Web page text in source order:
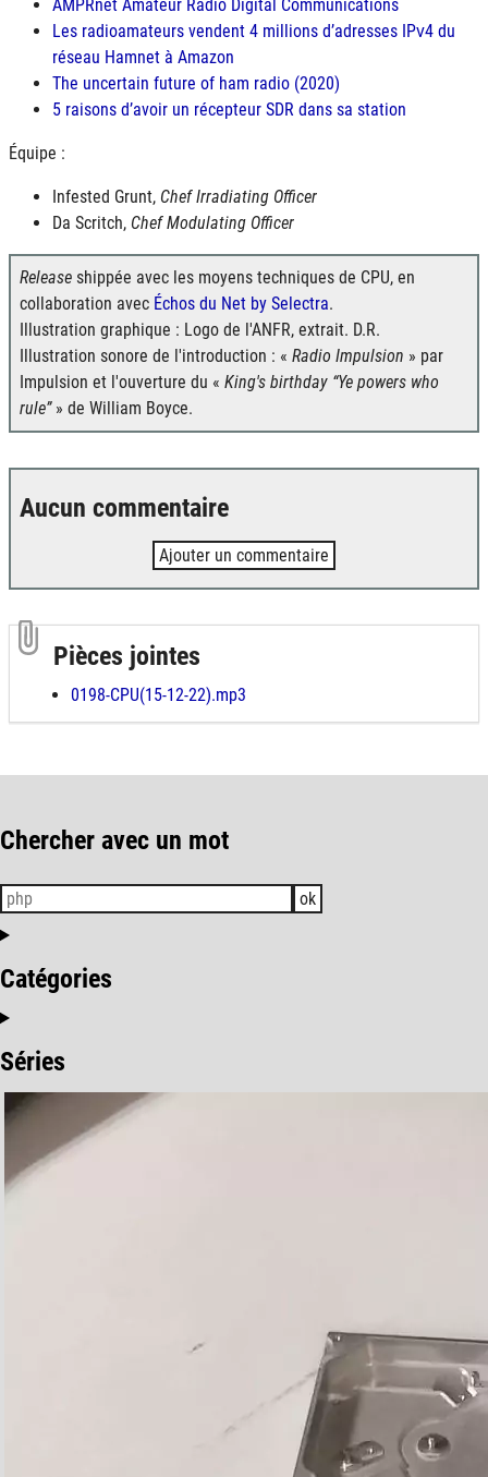
AMPRnet Amateur Radio Digital Communications
Les radioamateurs vendent 4 millions d’adresses IPv4 du
réseau Hamnet à Amazon
The uncertain future of ham radio (2020)
5 raisons d’avoir un récepteur SDR dans sa station
Équipe :
Infested Grunt, Chef Irradiating Officer
Da Scritch, Chef Modulating Officer
Release shippée avec les moyens techniques de CPU, en
collaboration avec Échos du Net by Selectra.
Illustration graphique : Logo de l'ANFR, extrait. D.R.
Illustration sonore de l'introduction : « Radio Impulsion » par
Impulsion et l'ouverture du « King's birthday Ye powers who
rule » de William Boyce.
Aucun commentaire
Ajouter un commentaire
Pièces jointes
0198-CPU(15-12-22).mp3
Chercher avec un mot
ok
Catégories
Séries